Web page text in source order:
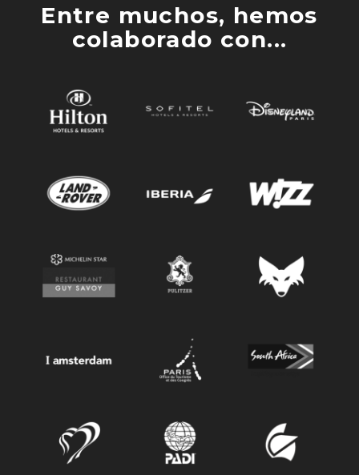
Entre muchos, hemos
colaborado con...